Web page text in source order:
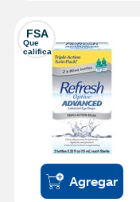
FSA
Que
califica
Agregar